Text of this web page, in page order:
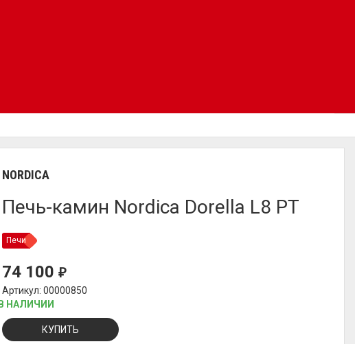
NORDICA
Печь-камин Nordica Dorella L8 PT
Печи
74 100₽
Артикул: 00000850
В НАЛИЧИИ
КУПИТЬ